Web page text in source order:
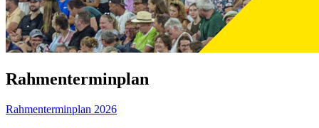
Rahmenterminplan
Rahmenterminplan 2026